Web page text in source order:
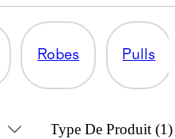
Robes Pulls
Type De Produit (1)